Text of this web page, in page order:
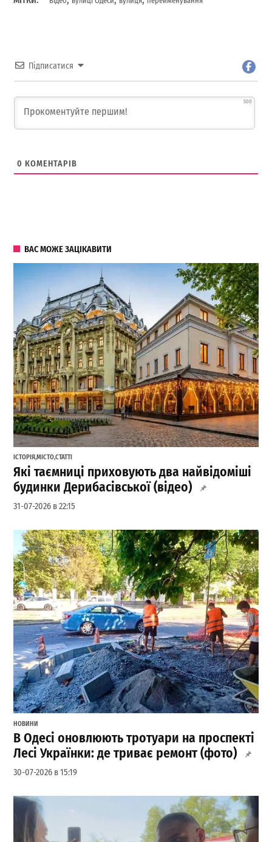
Підписатися
500
0 КОМЕНТАРІВ
ВАС МОЖЕ ЗАЦІКАВИТИ
ІСТОРІЯ,МІСТО,СТАТТІ
Які таємниці приховують два найвідоміші
будинки Дерибасівської (відео)
31-07-2026 в 22:15
НОВИНИ
В Одесі оновлюють тротуари на проспекті
Лесі Українки: де триває ремонт (фото)
30-07-2026 в 15:19